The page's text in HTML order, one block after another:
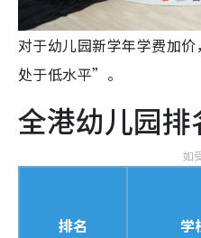
对于幼儿园新学年学费加
处于低水平”。
全港幼儿园排
排名 学